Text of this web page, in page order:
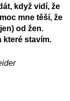
když vidí, že
mne těší, že
od žen.
které stavím.